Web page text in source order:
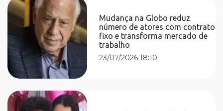
Mudança na Globo reduz
número de atores com contrato
fixo e transforma mercado de
trabalho
23/07/2026 18:10